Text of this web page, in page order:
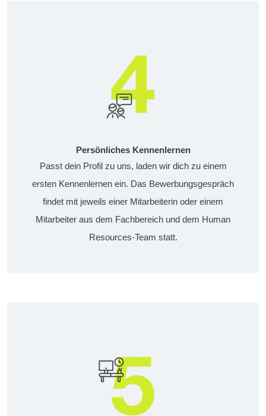
Persönliches Kennenlernen
Passt dein Profil zu uns, laden wir dich zu einem
ersten Kennenlernen ein. Das Bewerbungsgespräch
findet mit jeweils einer Mitarbeiterin oder einem
Mitarbeiter aus dem Fachbereich und dem Human
Resources-Team statt.